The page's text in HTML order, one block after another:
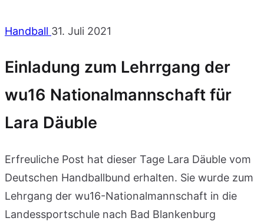
Handball 31. Juli 2021
Einladung zum Lehrrgang der
wu16 Nationalmannschaft für
Lara Däuble
Erfreuliche Post hat dieser Tage Lara Däuble vom
Deutschen Handballbund erhalten. Sie wurde zum
Lehrgang der wu16-Nationalmannschaft in die
Landessportschule nach Bad Blankenburg